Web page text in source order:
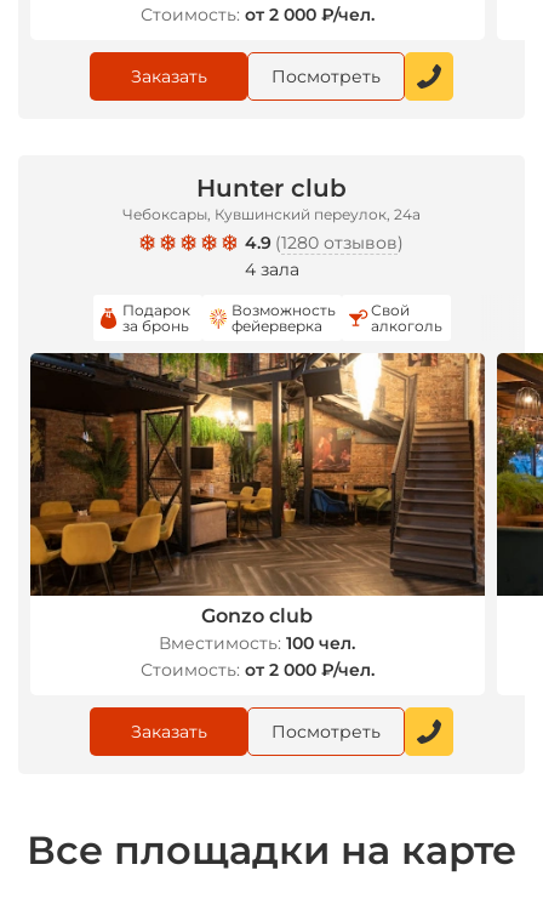
Стоимость: от 2 000 ₽/чел.
Заказать Посмотреть
Hunter club
Чебоксары, Кувшинский переулок, 24а
4.9 (1280 отзывов)
4 зала
Подарок
за бронь
Возможность
фейерверка
Свой
алкоголь
Gonzo club
Вместимость: 100 чел.
Стоимость: от 2 000 ₽/чел.
Заказать Посмотреть
Все площадки на карте